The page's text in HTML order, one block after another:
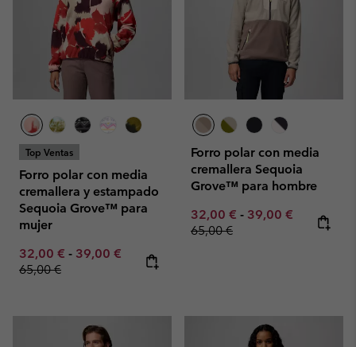
Top Ventas
Forro polar con media
cremallera y estampado
Sequoia Grove™ para
mujer
Minimum sale price:
32,00 € - Maximum sale price:
39,00 € Regular price:
65,00 €
Forro polar con media
cremallera Sequoia
Grove™ para hombre
Minimum sale price:
32,00 € - Maximum sale
39,00 € Regular
65,00 €